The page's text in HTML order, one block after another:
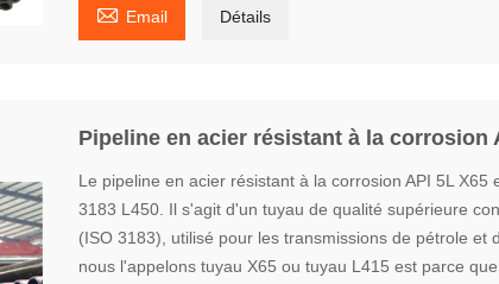
 Email Détails
Pipeline en acier résistant à la corrosion
Le pipeline en acier résistant à la corrosion API 5L X65
3183 L450. Il s'agit d'un tuyau de qualité supérieure
(ISO 3183), utilisé pour les transmissions de pétrole et
nous l'appelons tuyau X65 ou tuyau L415 est parce